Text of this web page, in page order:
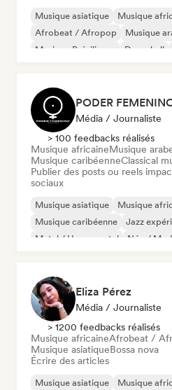
Musique asiatique
Musique
Afrobeat / Afropop
Musique
Musique Brésilienne
Dancehall
PODER
Média / Journaliste
> 100 feedbacks réalisés
Musique africaineMusique
Musique caribéenneClassical
Publier des posts ou reels
sociaux
Musique asiatique Musique
Musique caribéenne
Jazz
Metal / Heavy metal
Néo /
Eliza Pérez
Média / Journaliste
> 1200 feedbacks réalisés
Musique africaineAfrobeat /
Musique asiatiqueBossa nova
Écrire des articles
Musique asiatique
Musique